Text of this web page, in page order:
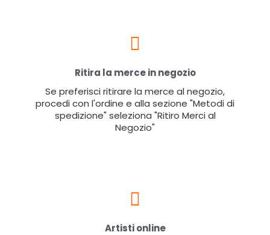
Ritira la merce in negozio
Se preferisci ritirare la merce al negozio,
procedi con l'ordine e alla sezione "Metodi di
spedizione" seleziona "Ritiro Merci al
Negozio"
Artisti online